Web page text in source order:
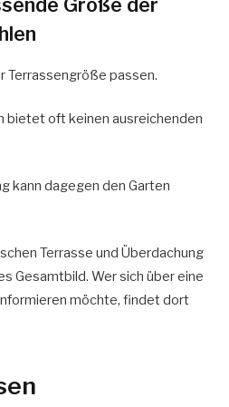
Größe der
Terrassengröße passen.
bietet oft keinen ausreichenden
kann dagegen den Garten
Terrasse und Überdachung
Gesamtbild. Wer sich über eine
möchte, findet dort